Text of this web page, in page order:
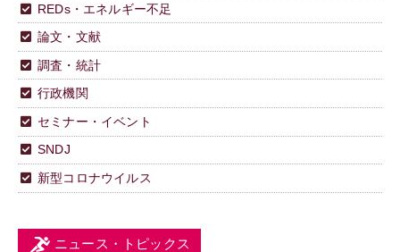
REDs・エネルギー不足
論文・文献
調査・統計
行政機関
セミナー・イベント
SNDJ
新型コロナウイルス
ニュース・トピックス